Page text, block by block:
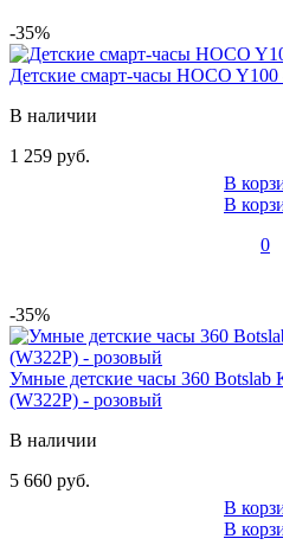
-35%
Детские смарт-часы HOCO
В наличии
1 259 руб.
В
В
0
-35%
Умные детские часы 360 Botslab
(W322P) - розовый
В наличии
5 660 руб.
В
В